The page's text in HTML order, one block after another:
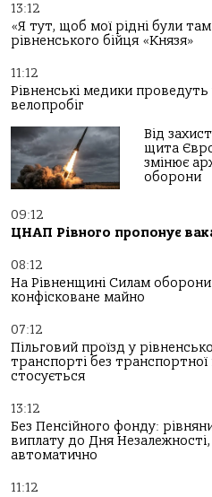
13:12
«Я тут, щоб мої рідні були там
рівненського бійця «Князя»
11:12
Рівненські медики
велопробіг
Від
щита
змінює
оборони
09:12
ЦНАП Рівного пропонує
08:12
На Рівненщині Силам
конфісковане майно
07:12
Пільговий проїзд у
транспорті без
стосується
13:12
Без Пенсійного фонду:
виплату до Дня
автоматично
11:12